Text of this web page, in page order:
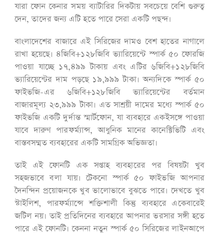
যারা ফোন কেনার সময় ব্যাটারির দিকটায় সবচেয়ে বেশি গুরুত্ব
দেন, তাদের জন্য এটি হতে পারে সেরা একটি পছন্দ।
বাংলাদেশের বাজারে এই সিরিজের দামও বেশ হাতের নাগালে
রাখা হয়েছে। ৪জিবি+১২৮জিবি ভ্যারিয়েন্টে স্পার্ক ৫০ ফোরজি
পাওয়া যাচ্ছে ১৭,৪৯৯ টাকায় এবং এটির ৬জিবি+১২৮জিবি
ভ্যারিয়েন্টের দাম পড়ছে ১৯,৯৯৯ টাকা। অন্যদিকে স্পার্ক ৫০
ফাইভজি-এর ৬জিবি+১২৮জিবি ভ্যারিয়েন্টের বর্তমান
বাজারমূল্য ২৩,৯৯৯ টাকা। এত সাশ্রয়ী দামের মধ্যে স্পার্ক ৫০
ফাইভজি একটি দুর্দান্ত স্মার্টফোন, যা ব্যবহারে একইসঙ্গে পাওয়া
যাবে দারুণ পারফর্ম্যান্স, আধুনিক মানের কানেক্টিভিটি এবং
বাস্তবসম্মত ব্যবহারের একটি সামগ্রিক অভিজ্ঞতা।
তাই এই ফোনটি এক সপ্তাহ ব্যবহারের পর বিষয়টা খুব
সহজভাবে বলা যায়। টেকনো স্পার্ক ৫০ ফাইভজি আপনার
দৈনন্দিন প্রয়োজনকে খুব ভালোভাবে বুঝতে পারে। দেখতে খুব
স্টাইলিশ, পারফর্ম্যান্সে শক্তিশালী কিন্তু ব্যবহারে একেবারেই
জটিল নয়। তাই প্রতিদিনের ব্যবহারে আপনার ভরসার সঙ্গী হতে
পারে এই ফোনটি। কেননা নতুন স্পার্ক ৫০ সিরিজের লাইনআপে